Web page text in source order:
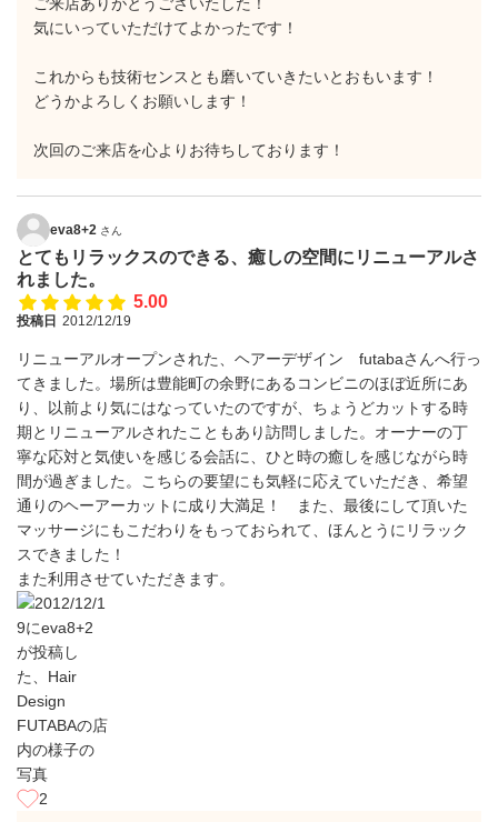
気にいっていただけてよかったです！
これからも技術センスとも磨いていきたいとおもいます！
どうかよろしくお願いします！
次回のご来店を心よりお待ちしております！
eva8+2 さん
とてもリラックスのできる、癒しの空間にリニューアルさ
れました。
5.00
投稿日 2012/12/19
リニューアルオープンされた、ヘアーデザイン futabaさんへ行っ
てきました。場所は豊能町の余野にあるコンビニのほぼ近所にあ
り、以前より気にはなっていたのですが、ちょうどカットする時
期とリニューアルされたこともあり訪問しました。オーナーの丁
寧な応対と気使いを感じる会話に、ひと時の癒しを感じながら時
間が過ぎました。こちらの要望にも気軽に応えていただき、希望
通りのヘーアーカットに成り大満足！ また、最後にして頂いた
マッサージにもこだわりをもっておられて、ほんとうにリラック
スできました！
また利用させていただきます。
2